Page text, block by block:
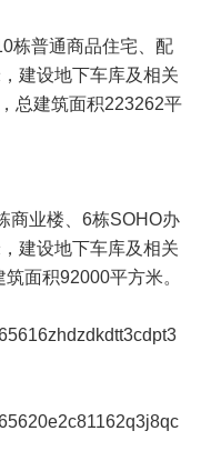
栋普通商品住宅、配
建设地下车库及相关
总建筑面积223262平
商业楼、6栋SOHO办
建设地下车库及相关
面积92000平方米。